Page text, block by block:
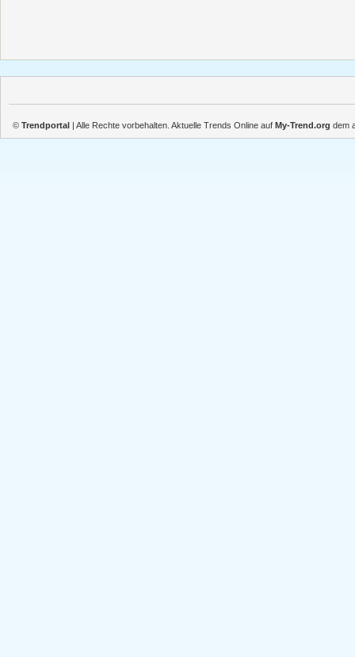
© Trendportal | Alle Rechte vorbehalten. Aktuelle Trends Online auf My-Trend.org dem